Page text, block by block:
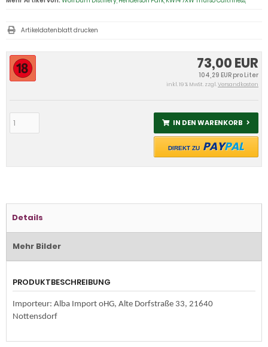
73,00 EUR
104,29 EUR pro Liter
inkl. 19 % MwSt. zzgl.Versandkosten
IN DEN WARENKORB
DIREKT ZU PAYPAL
Artikeldatenblatt drucken
Details
Mehr Bilder
PRODUKTBESCHREIBUNG
Importeur: Alba Import oHG, Alte Dorfstraße 33, 21640
Nottensdorf